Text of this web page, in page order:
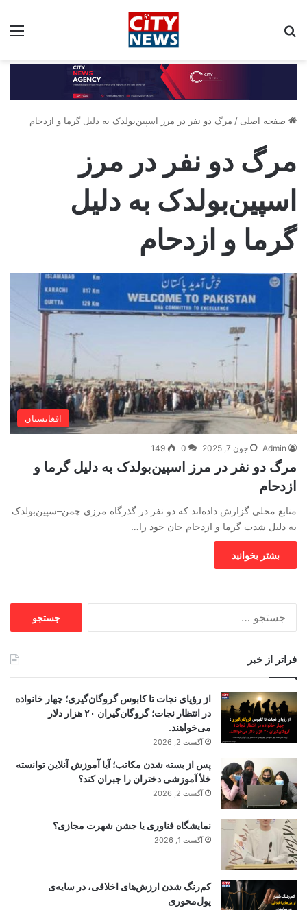
صفحه اصلی / مرگ دو نفر در مرز اسپین‌بولدک به دلیل گرما و ازدحام
مرگ دو نفر در مرز
اسپین‌بولدک به دلیل
گرما و ازدحام
افغانستان
Admin جون 7, 2025 0
149
مرگ دو نفر در مرز اسپین‌بولدک به دلیل گرما و
ازدحام
منابع محلی گزارش داده‌اند که دو نفر در گذرگاه مرزی چمن–سپین‌بولدک
به دلیل شدت گرما و ازدحام جان خود را…
بشتر بخوانید
فراتر از خبر
از رؤیای نجات تا کابوس گروگان‌گیری؛ چهار خانواده
در انتظار نجات؛ گروگان‌گیران ۲۰ هزار دلار
می‌خواهند.
آگست 2, 2026
پس از بسته شدن مکاتب؛ آیا آموزش آنلاین توانسته
خلأ آموزشی دختران را جبران کند؟
آگست 2, 2026
نمایشگاه فناوری یا جشن شهرت مجازی؟
آگست 1, 2026
کم‌رنگ شدن ارزش‌های اخلاقی، در سایه‌ی
پول‌محوری